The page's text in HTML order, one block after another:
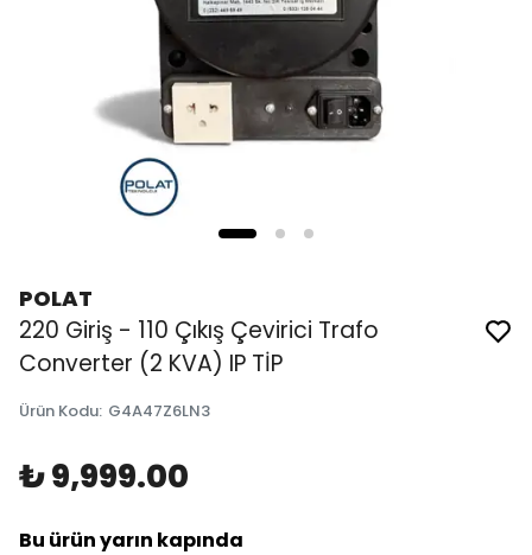
POLAT
220 Giriş - 110 Çıkış Çevirici Trafo
Converter (2 KVA) IP TİP
Ürün Kodu: G4A47Z6LN3
₺ 9,999.00
Bu ürün yarın kapında